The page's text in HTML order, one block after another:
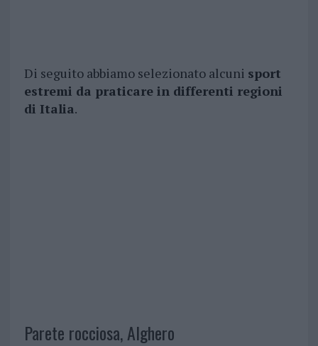
Di seguito abbiamo selezionato alcuni sport
estremi da praticare in differenti regioni
di Italia.
Parete rocciosa, Alghero